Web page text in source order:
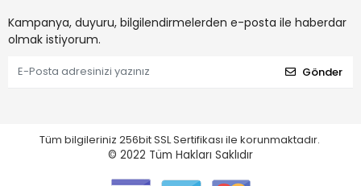
Kampanya, duyuru, bilgilendirmelerden e-posta ile haberdar
olmak istiyorum.
Gönder
Tüm bilgileriniz 256bit SSL Sertifikası ile korunmaktadır.
© 2022 Tüm Hakları Saklıdır